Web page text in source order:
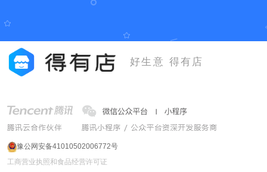
好生意 得有店
豫公网安备41010502006772号
工商营业执照和食品经营许可证